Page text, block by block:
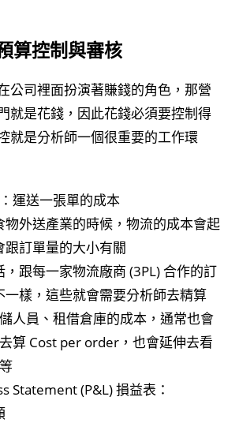
算控制與審核
公司裡面扮演著賺錢的角色，那營
就是花錢，因此花錢必須要控制得
就是分析師一個很重要的工作環
運送一張單的成本
物外送產業的時候，物流的成本會起
跟訂單量的大小有關
，跟每一家物流廠商 (3PL) 合作的訂
一樣，這些就會需要分析師去精算
人員、租借倉庫的成本，通常也會
算 Cost per order，也會延伸去看
Statement (P&L) 損益表：